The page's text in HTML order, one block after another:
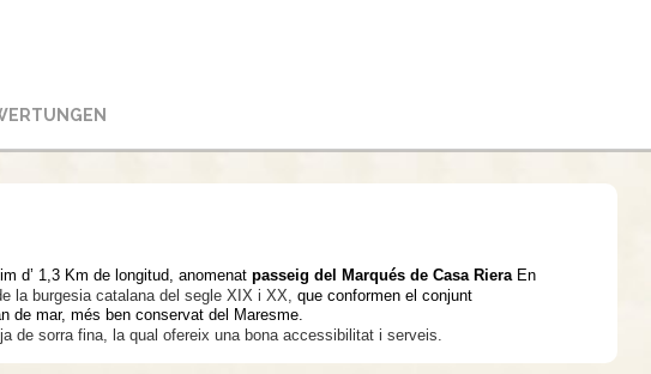
d’ 1,3 Km de longitud, anomenatpasseig del Marqués de Casa RieraEn
la burgesia catalana del segle XIX i XX, que conformen el conjunt
de mar, més ben conservat del Maresme.
de sorra fina, la qual ofereix una bona accessibilitat i serveis.